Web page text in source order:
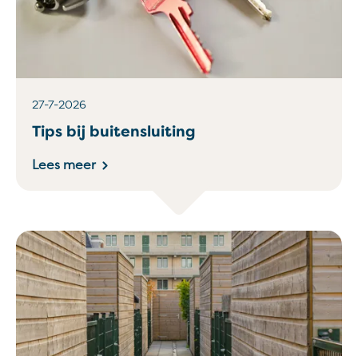
Tips bij buitensluiting
27-7-2026
Lees meer